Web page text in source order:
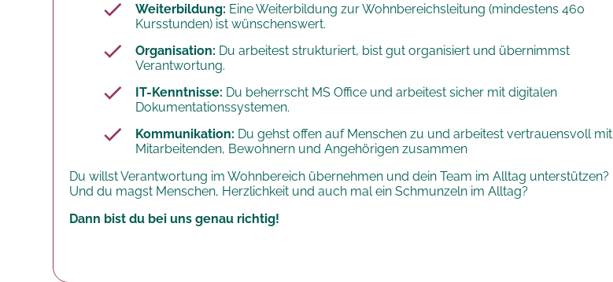
Weiterbildung: Eine Weiterbildung zur Wohnbereichsleitung (mindestens 460
Kursstunden) ist wünschenswert.
Organisation: Du arbeitest strukturiert, bist gut organisiert und übernimmst
Verantwortung.
IT-Kenntnisse: Du beherrscht MS Office und arbeitest sicher mit digitalen
Dokumentationssystemen.
Kommunikation: Du gehst offen auf Menschen zu und arbeitest vertrauensvoll mit
Mitarbeitenden, Bewohnern und Angehörigen zusammen
Du willst Verantwortung im Wohnbereich übernehmen und dein Team im Alltag unterstützen?
Und du magst Menschen, Herzlichkeit und auch mal ein Schmunzeln im Alltag?
Dann bist du bei uns genau richtig!